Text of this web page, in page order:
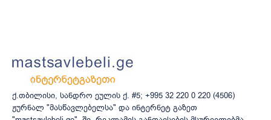
ქ.თბილისი, სანდრო ეულის ქ. #5; +995 32 220 0 220 (4506)
ჟურნალ "მასწავლებელსა" და ინტერნეტ გაზეთ